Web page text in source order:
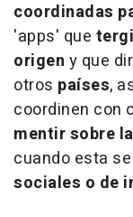
coordinadas
'apps' que
origen y que
otros países,
coordinen con
mentir sobre
cuando esta
sociales o de